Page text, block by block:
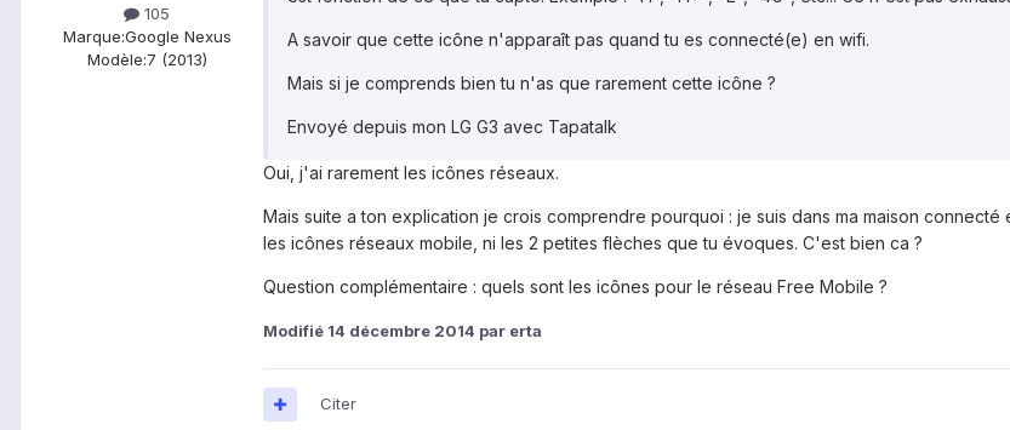
105
Marque:Google Nexus
Modèle:7 (2013)
A savoir que cette icône n'apparaît pas quand tu es connecté(e) en wifi.
Mais si je comprends bien tu n'as que rarement cette icône ?
Envoyé depuis mon LG G3 avec Tapatalk
Oui, j'ai rarement les icônes réseaux.
Mais suite a ton explication je crois comprendre pourquoi : je suis dans ma maison
les icônes réseaux mobile, ni les 2 petites flèches que tu évoques. C'est bien ca ?
Question complémentaire : quels sont les icônes pour le réseau Free Mobile ?
Modifié 14 décembre 2014 par erta
Citer